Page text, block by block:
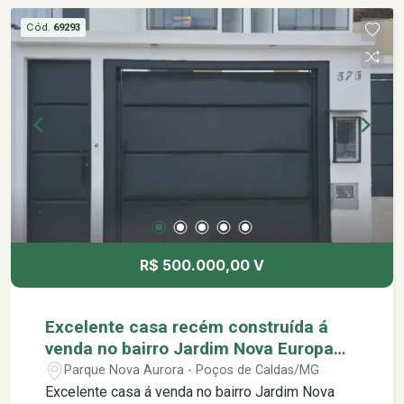
Flor -Academia Bio Health
Cód. 69293
R$ 500.000,00 V
Excelente casa recém construída á
venda no bairro Jardim Nova Europa
em Poços de Caldas MG.
Parque Nova Aurora - Poços de Caldas/MG
Excelente casa á venda no bairro Jardim Nova